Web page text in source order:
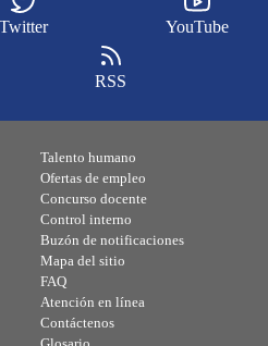
Twitter YouTube
RSS
Talento humano
Ofertas de empleo
Concurso docente
Control interno
Buzón de notificaciones
Mapa del sitio
FAQ
Atención en línea
Contáctenos